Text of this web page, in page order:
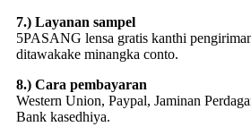
7.) Layanan sampel
5PASANG lensa gratis kanthi
ditawakake minangka conto.
8.) Cara pembayaran
Western Union, Paypal, Jaminan
Bank kasedhiya.